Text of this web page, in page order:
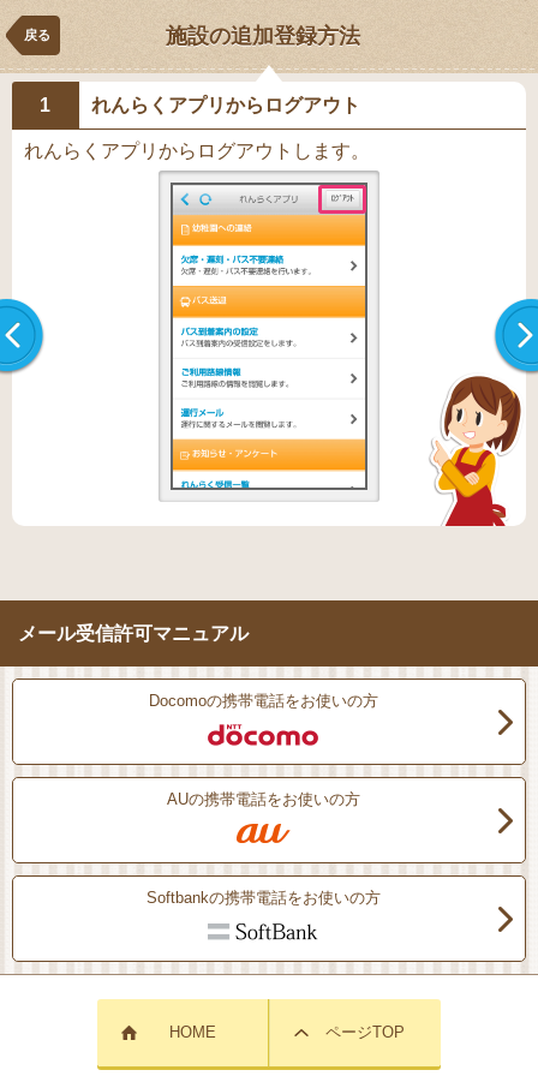
戻る 施設の追加登録方法
1 れんらくアプリからログアウト
れんらくアプリからログアウトします。
メール受信許可マニュアル
Docomoの携帯電話をお使いの方
AUの携帯電話をお使いの方
Softbankの携帯電話をお使いの方
HOME ページTOP